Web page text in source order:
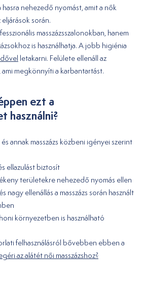
hasra nehezedő nyomást, amit a nők
során.
masszázsszalonokban, hanem
is használhatja. A jobb higiénia
letakarni. Felülete ellenáll az
megkönnyíti a karbantartást.
ezt a
használni?
annak masszázs közbeni igényei szerint
ellazulást biztosít
területekre nehezedő nyomás ellen
nagy ellenállás a masszázs során használt
környezetben is használható
felhasználásról bővebben ebben a
az alátét női masszázshoz?